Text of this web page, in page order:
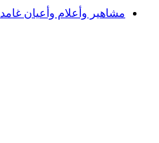
مشاهير وأعلام وأعيان غامد